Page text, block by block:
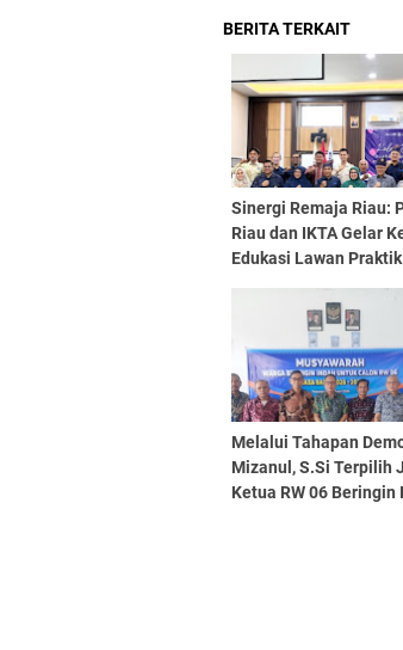
BERITA TERKAIT
Sinergi Remaja Riau:
Riau dan IKTA Gelar
Edukasi Lawan
Melalui Tahapan
Mizanul, S.Si Terpilih
Ketua RW 06 Beringin